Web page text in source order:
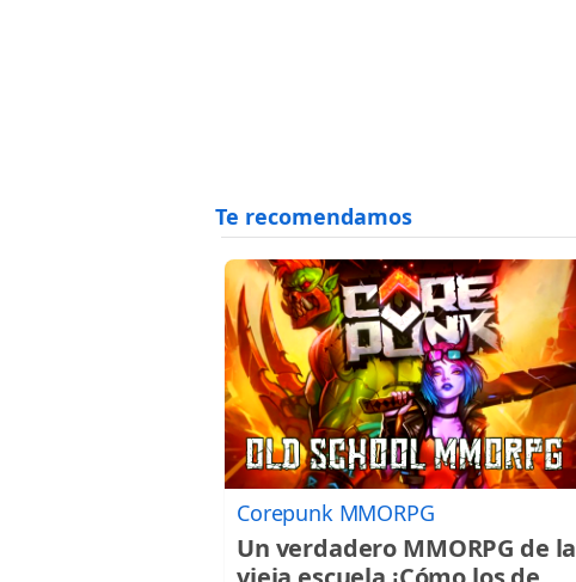
Corepunk MMORPG
Un verdadero MMORPG de la